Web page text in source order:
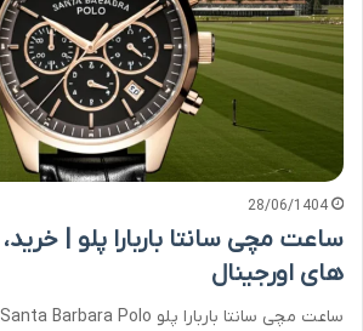
28/06/1404
ساعت مچی سانتا باربارا پلو |
های اورجینال